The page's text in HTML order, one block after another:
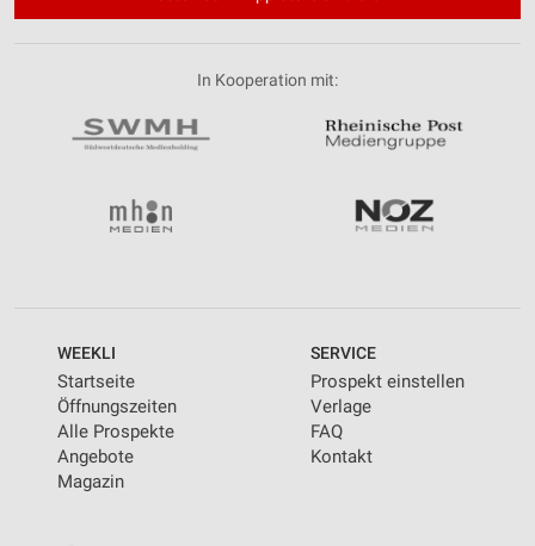
In Kooperation mit:
WEEKLI
Startseite
Öffnungszeiten
Alle Prospekte
Angebote
Magazin
SERVICE
Prospekt einstellen
Verlage
FAQ
Kontakt